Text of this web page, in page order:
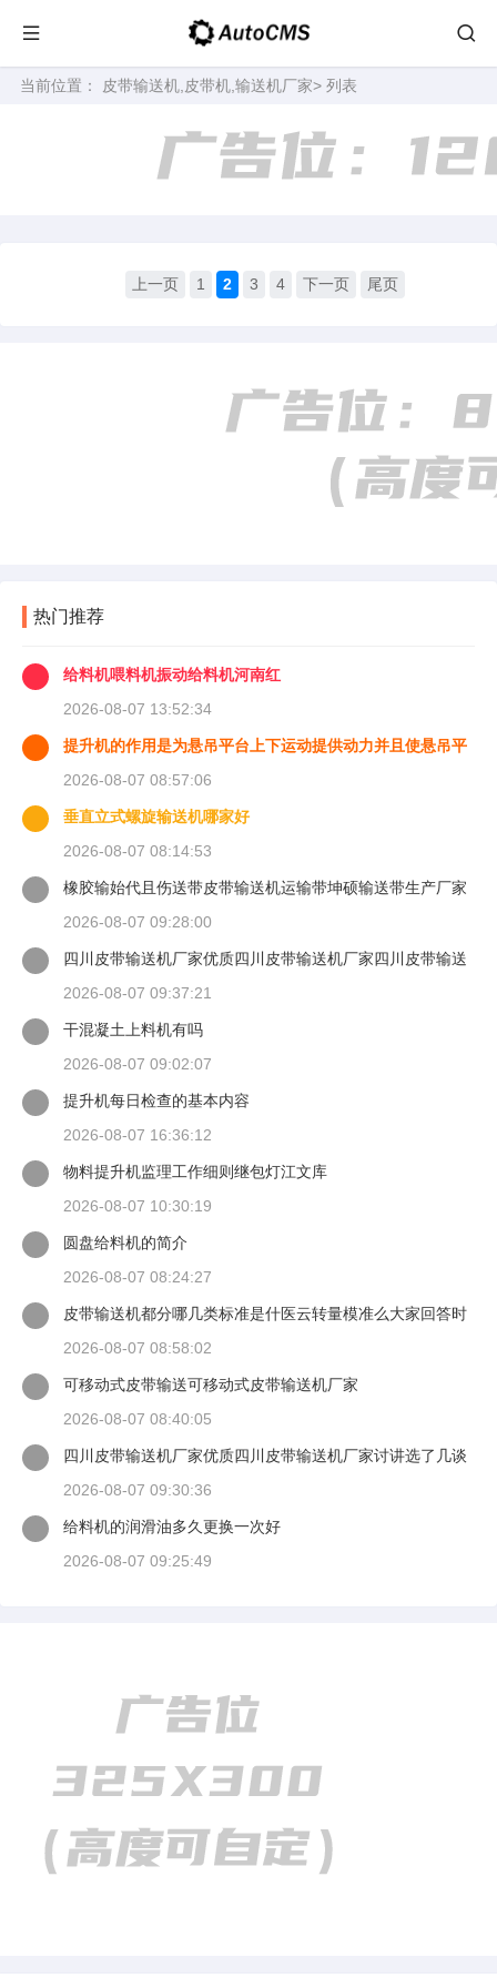
当前位置： 皮带输送机,皮带机,输送机厂家> 列表
上一页 1 2 3 4 下一页 尾页
热门推荐
给料机喂料机振动给料机河南红
2026-08-07 13:52:34
提升机的作用是为悬吊平台上下运动提供动力并且使悬吊平
2026-08-07 08:57:06
垂直立式螺旋输送机哪家好
2026-08-07 08:14:53
橡胶输始代且伤送带皮带输送机运输带坤硕输送带生产厂家
2026-08-07 09:28:00
四川皮带输送机厂家优质四川皮带输送机厂家四川皮带输送
2026-08-07 09:37:21
干混凝土上料机有吗
2026-08-07 09:02:07
提升机每日检查的基本内容
2026-08-07 16:36:12
物料提升机监理工作细则继包灯江文库
2026-08-07 10:30:19
圆盘给料机的简介
2026-08-07 08:24:27
皮带输送机都分哪几类标准是什医云转量模准么大家回答时
2026-08-07 08:58:02
可移动式皮带输送可移动式皮带输送机厂家
2026-08-07 08:40:05
四川皮带输送机厂家优质四川皮带输送机厂家讨讲选了几谈
2026-08-07 09:30:36
给料机的润滑油多久更换一次好
2026-08-07 09:25:49